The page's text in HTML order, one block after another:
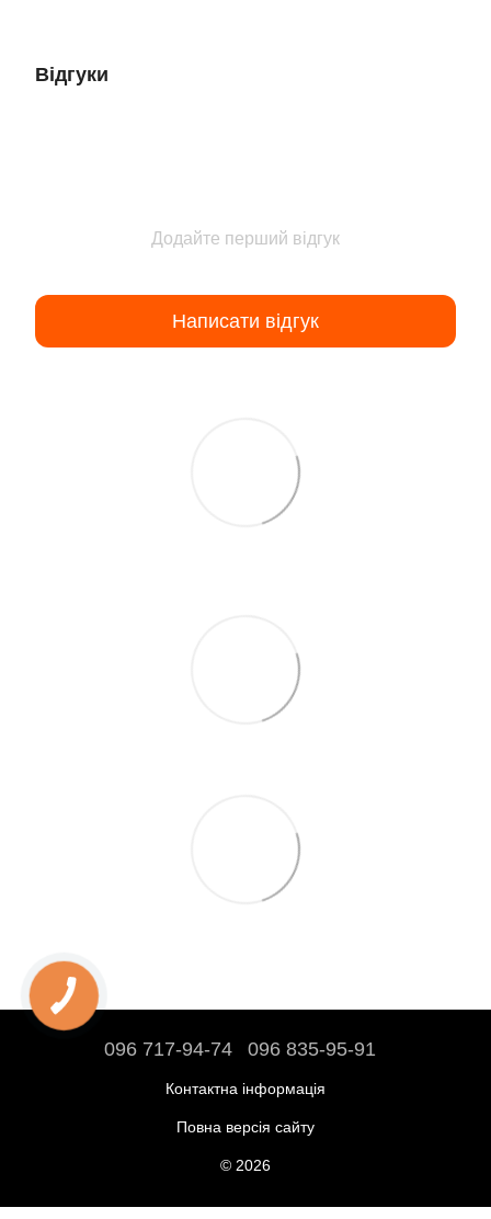
Відгуки
Додайте перший відгук
Написати відгук
096 717-94-74 096 835-95-91
Контактна інформація
Повна версія сайту
© 2026